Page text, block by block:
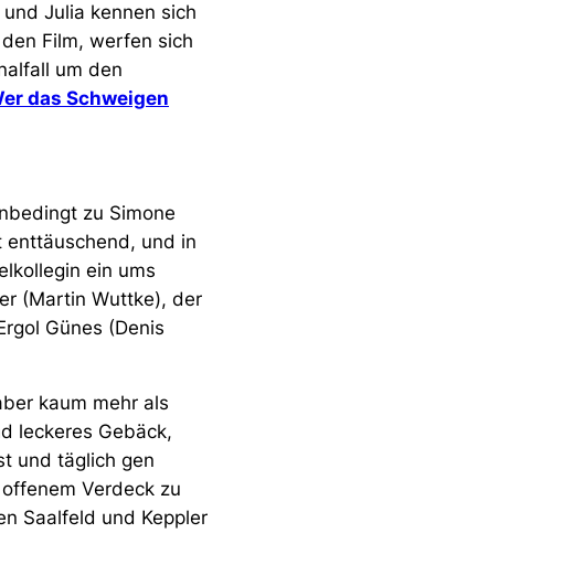
Julia kennen sich
Film, werfen sich
um den
das Schweigen
zu Simone
enttäuschend, und in
ein ums
(Martin Wuttke), der
Günes (Denis
kaum mehr als
leckeres Gebäck,
und täglich gen
Verdeck zu
Saalfeld und Keppler